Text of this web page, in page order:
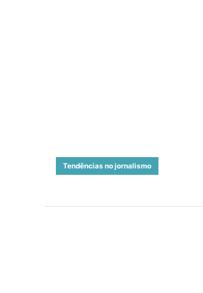
Tendências no jornalismo